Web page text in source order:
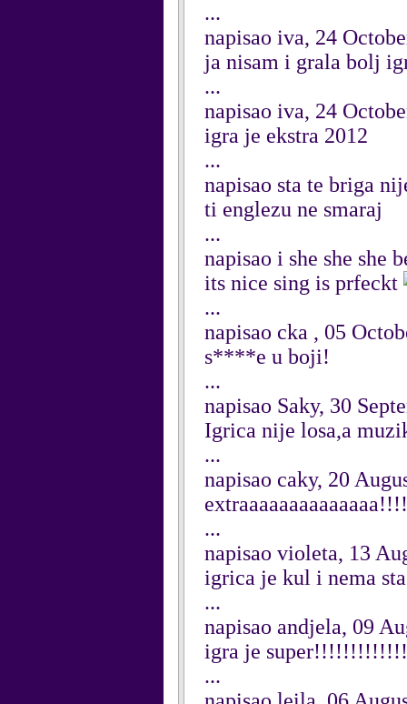
...
napisao iva, 24
ja nisam i grala bolj
...
napisao iva, 24
igra je ekstra 2012
...
napisao sta te briga
ti englezu ne smaraj
...
napisao i she she she
its nice sing is prfeckt
...
napisao cka , 05
s****e u boji!
...
napisao Saky, 30
Igrica nije losa,a
...
napisao caky, 20
...
napisao violeta, 13
igrica je kul i nema
...
napisao andjela, 09
igra je
...